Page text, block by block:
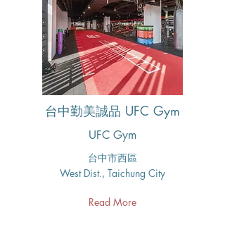
台中勤美誠品 UFC Gym
UFC Gym
台中市西區
West Dist., Taichung City
Read More